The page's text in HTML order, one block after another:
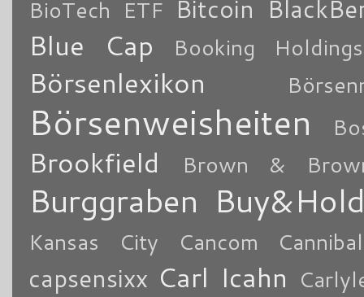
BioTech ETF Bitcoin
Blue Cap Booking Holdings
Börsenlexikon
Börsenweisheiten
Brookfield Brown &
Burggraben
Kansas City Cancom Cannibal
capsensixx Carl Icahn